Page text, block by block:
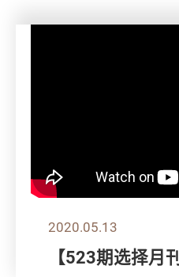
2020.05.13
【523期选择月